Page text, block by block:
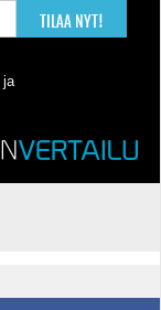
TILAA NYT!
ja